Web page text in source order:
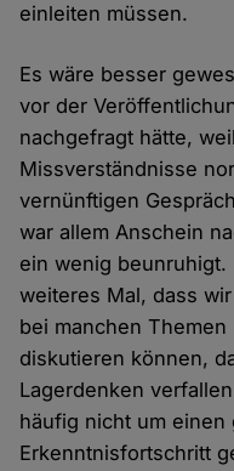
einleiten müssen.
Es wäre besser
vor der
nachgefragt hätte,
Missverständnisse
vernünftigen
war allem Anschein
ein wenig
weiteres Mal, dass
bei manchen
diskutieren können,
Lagerdenken
häufig nicht um einen
Erkenntnisfortschritt